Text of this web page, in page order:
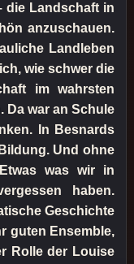
die Landschaft in
anzuschauen.
Landleben
wie schwer die
im wahrsten
Da war an Schule
In Besnards
Und ohne
was wir in
haben.
Geschichte
guten Ensemble,
Rolle der Louise